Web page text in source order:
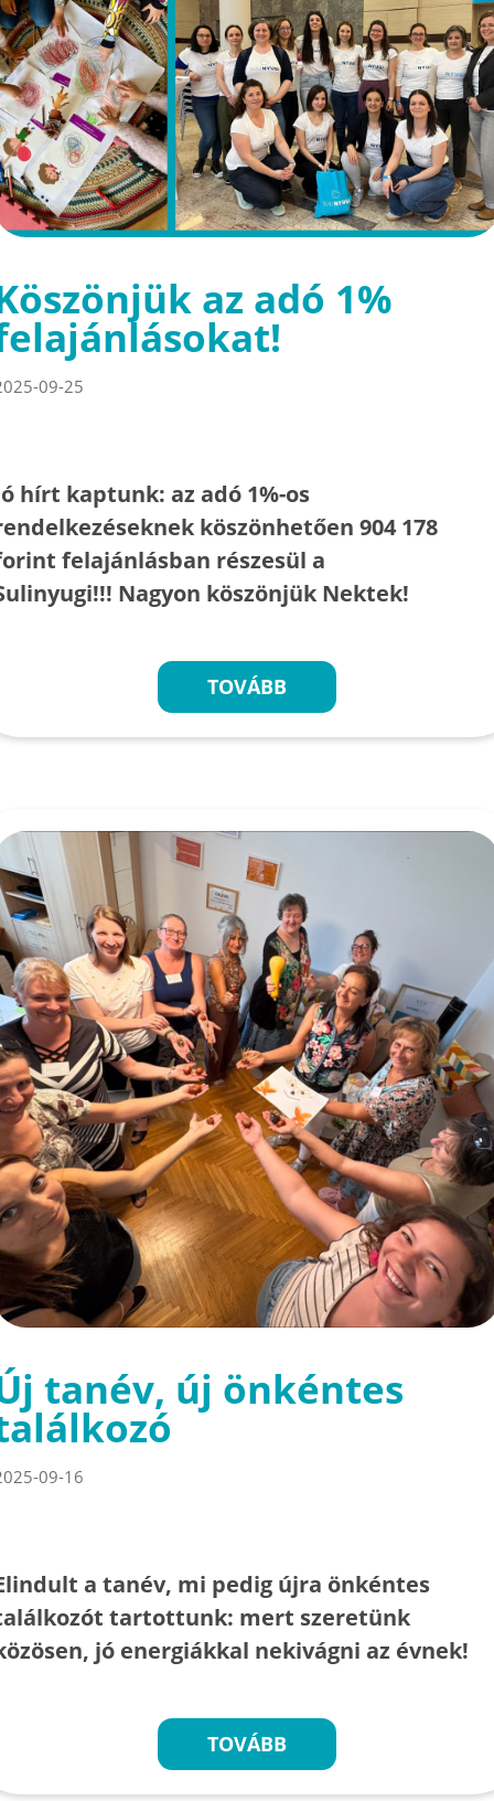
az adó 1%
09-25
hírt kaptunk: az adó 1%-os
köszönhetően 904 178
felajánlásban részesül a
Nagyon köszönjük Nektek!
TOVÁBB
tanév, új önkéntes
09-16
a tanév, mi pedig újra önkéntes
tartottunk: mert szeretünk
jó energiákkal nekivágni az évnek!
TOVÁBB